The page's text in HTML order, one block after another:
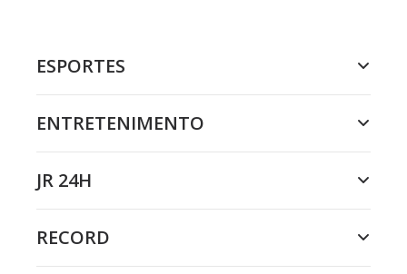
ESPORTES
ENTRETENIMENTO
JR 24H
RECORD